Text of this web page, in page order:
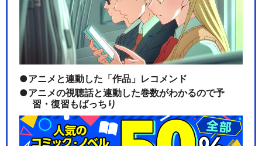
世代、始動～
舞台『弱虫ペダル』新インタ
ーハイ篇～スタートラ…
舞台『弱虫ペダル』新インタ
アニメと連動した「作品」レコメンド
アニメの視聴話と連動した巻数がわかるので予
習・復習もばっちり